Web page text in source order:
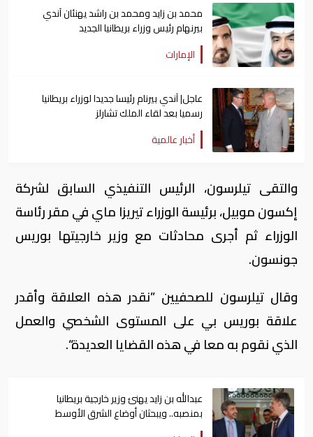
محمد بن زايد ومحمد بن راشد يهنئان آندي
بيرنهام رئيس وزراء بريطانيا الجديد
الإمارات
عاجل| آندي بيرنام رئيسا جديدا لوزراء بريطانيا
رسميا بعد لقاء الملك تشارلز
أخبار عالمية
والتقى تيلرسون، الرئيس التنفيذي السابق لشركة
إكسون موبيل، برئيسة الوزراء تيريزا ماي في مقر رئاسة
الوزراء ثم أجرى محادثات مع وزير خارجيتها بوريس
جونسون.
وقال تيلرسون للصحفيين ”نقدر هذه العلاقة وأقدر
علاقة بوريس بي على المستوى الشخصي والعمل
الذي نقوم به معا في هذه القضايا العديدة“.
عبدالله بن زايد يهنئ وزير خارجية بريطانيا
بمنصبه.. ويبحثان أوضاع الشرق الأوسط